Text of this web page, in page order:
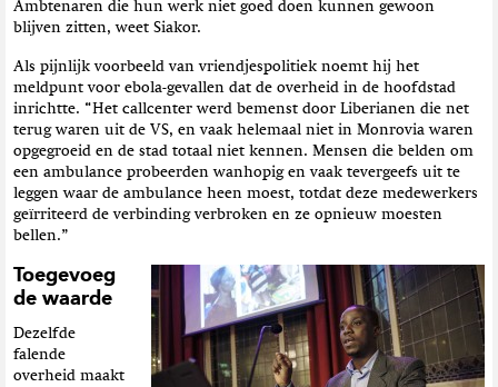
Ambtenaren die hun werk niet goed doen kunnen gewoon
blijven zitten, weet Siakor.
Als pijnlijk voorbeeld van vriendjespolitiek noemt hij het
meldpunt voor ebola-gevallen dat de overheid in de hoofdstad
inrichtte. “Het callcenter werd bemenst door Liberianen die net
terug waren uit de VS, en vaak helemaal niet in Monrovia waren
opgegroeid en de stad totaal niet kennen. Mensen die belden om
een ambulance probeerden wanhopig en vaak tevergeefs uit te
leggen waar de ambulance heen moest, totdat deze medewerkers
geïrriteerd de verbinding verbroken en ze opnieuw moesten
bellen.”
Toegevoeg
de waarde
Dezelfde
falende
overheid maakt